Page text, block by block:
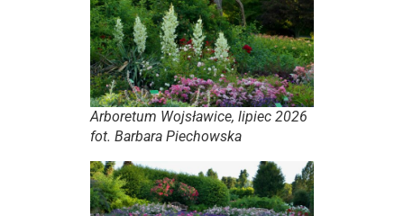
Arboretum Wojsławice, lipiec 2026
fot. Barbara Piechowska